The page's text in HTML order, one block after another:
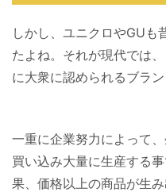
しかし、ユニクロやGUも
たよね。それが現代では
に大衆に認められるブラ
一重に企業努力によって
買い込み大量に生産する
果、価格以上の商品が生